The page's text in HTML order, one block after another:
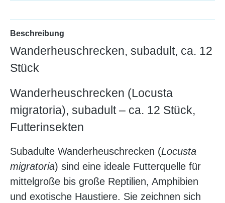
Beschreibung
Wanderheuschrecken, subadult, ca. 12
Stück
Wanderheuschrecken (Locusta
migratoria), subadult – ca. 12 Stück,
Futterinsekten
Subadulte Wanderheuschrecken (Locusta
migratoria) sind eine ideale Futterquelle für
mittelgroße bis große Reptilien, Amphibien
und exotische Haustiere. Sie zeichnen sich